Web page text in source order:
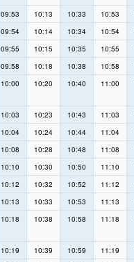
09:53 10:13 10:33 10:53
09:54 10:14 10:34 10:54
09:55 10:15 10:35 10:55
09:58 10:18 10:38 10:58
10:00 10:20 10:40 11:00
10:03 10:23 10:43 11:03
10:04 10:24 10:44 11:04
10:08 10:28 10:48 11:08
10:10 10:30 10:50 11:10
10:12 10:32 10:52 11:12
10:13 10:33 10:53 11:13
10:18 10:38 10:58 11:18
10:19 10:39 10:59 11:19